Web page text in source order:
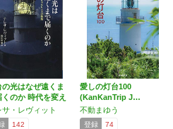
の光はなぜ遠くま
くのか 時代を変え
サ・レヴィット
142
愛しの灯台100
(KanKanTrip J…
不動まゆう
登録 74